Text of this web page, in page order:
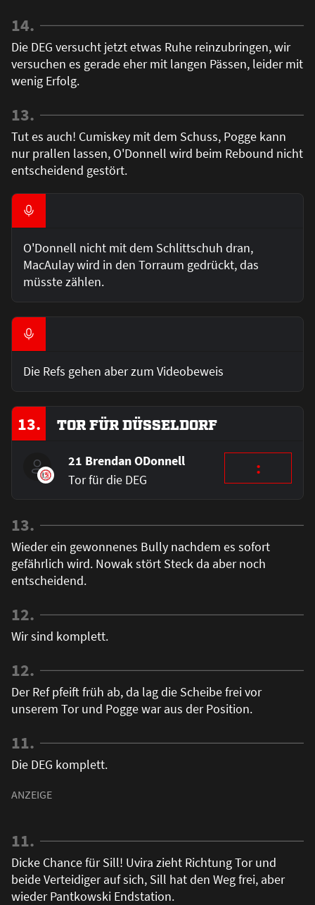
14.
Die DEG versucht jetzt etwas Ruhe reinzubringen, wir
versuchen es gerade eher mit langen Pässen, leider mit
wenig Erfolg.
13.
Tut es auch! Cumiskey mit dem Schuss, Pogge kann
nur prallen lassen, O'Donnell wird beim Rebound nicht
entscheidend gestört.
O'Donnell nicht mit dem Schlittschuh dran,
MacAulay wird in den Torraum gedrückt, das
müsste zählen.
Die Refs gehen aber zum Videobeweis
13. TOR FÜR DÜSSELDORF
21 Brendan ODonnell
Tor für die DEG
:
13.
Wieder ein gewonnenes Bully nachdem es sofort
gefährlich wird. Nowak stört Steck da aber noch
entscheidend.
12.
Wir sind komplett.
12.
Der Ref pfeift früh ab, da lag die Scheibe frei vor
unserem Tor und Pogge war aus der Position.
11.
Die DEG komplett.
11.
Dicke Chance für Sill! Uvira zieht Richtung Tor und
beide Verteidiger auf sich, Sill hat den Weg frei, aber
wieder Pantkowski Endstation.